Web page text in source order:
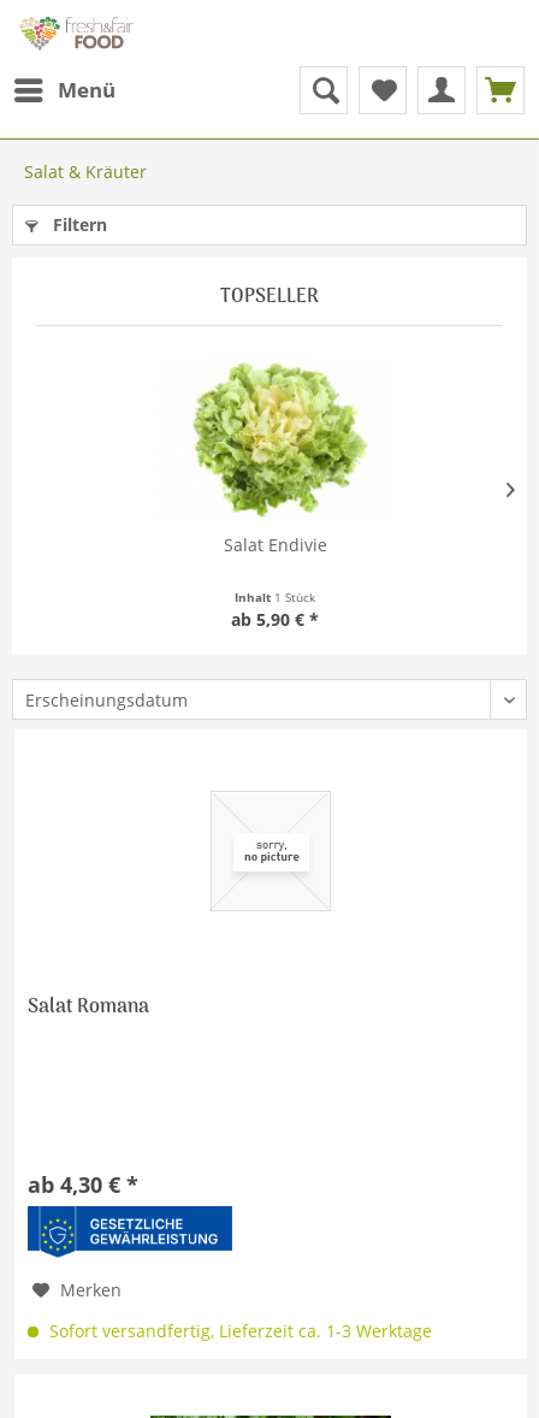
Menü
Salat & Kräuter
Filtern
TOPSELLER
Salat Endivie
Inhalt 1 Stück
ab 5,90 € *
Salat Romana
ab 4,30 € *
Merken
Sofort versandfertig, Lieferzeit ca. 1-3 Werktage